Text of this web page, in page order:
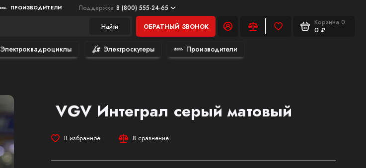
ПРОИЗВОДИТЕЛИ Поддержка 8 (800) 555-24-65
Найти ОБРАТНЫЙ ЗВОНОК
Корзина 0
0 ₽
Электроквадроциклы Электроскутеры Производители
VGV Интеграл серый матовый
В избранное В сравнение